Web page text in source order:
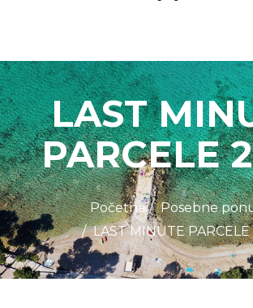
LAST
PARCELE
Početna
Posebne
LAST MINUTE